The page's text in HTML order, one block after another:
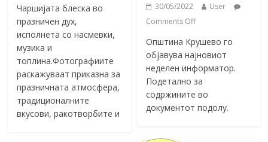
Чаршијата блеска во
празничен дух,
исполнета со насмевки,
музика и
топлина.Фотографиите
раскажуваат приказна за
празничната атмосфера,
традиционалните
вкусови, ракотворбите и
30/05/2022
User
Comments Off
Општина Крушево го
објавува најновиот
неделен информатор.
Подетално за
содржините во
документот подолу.